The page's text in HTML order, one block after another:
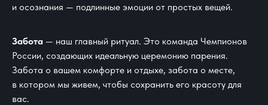
и осознания — подлинные эмоции от простых вещей.
Забота — наш главный ритуал. Это команда Чемпионов
России, создающих идеальную церемонию парения.
Забота о вашем комфорте и отдыхе, забота о месте,
в котором мы живем, чтобы сохранить его красоту для
вас.